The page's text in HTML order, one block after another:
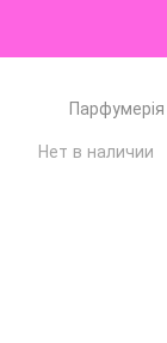
Парфумерія
Нет в наличии